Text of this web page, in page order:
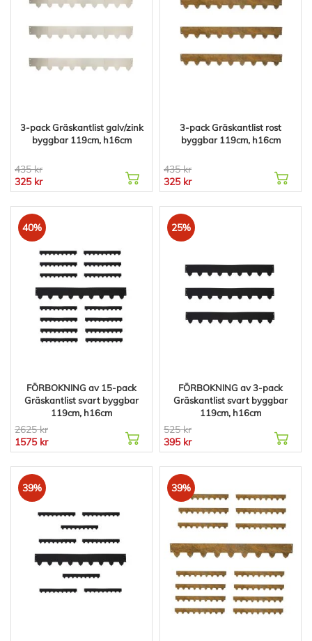
3-pack Gräskantlist galv/zink
byggbar 119cm, h16cm
435 kr
325 kr
3-pack Gräskantlist rost
byggbar 119cm, h16cm
435 kr
325 kr
40%
FÖRBOKNING av 15-pack
Gräskantlist svart byggbar
119cm, h16cm
2625 kr
1575 kr
25%
FÖRBOKNING av 3-pack
Gräskantlist svart byggbar
119cm, h16cm
525 kr
395 kr
39% 39%